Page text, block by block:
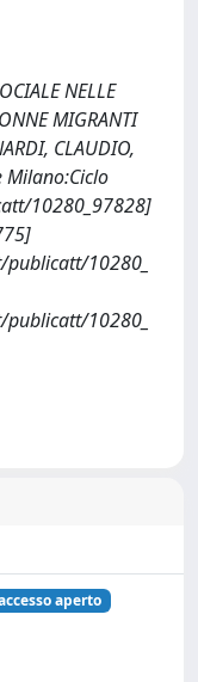
NELLE
MIGRANTI
CLAUDIO,
Milano:Ciclo
10280_97828]
10280_
10280_
aperto